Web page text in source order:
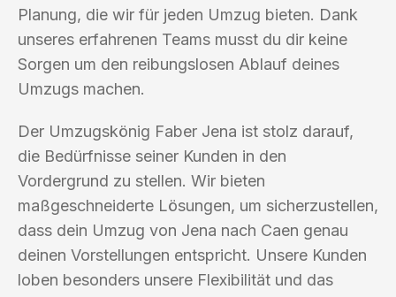
Planung, die wir für jeden Umzug bieten. Dank
unseres erfahrenen Teams musst du dir keine
Sorgen um den reibungslosen Ablauf deines
Umzugs machen.
Der Umzugskönig Faber Jena ist stolz darauf,
die Bedürfnisse seiner Kunden in den
Vordergrund zu stellen. Wir bieten
maßgeschneiderte Lösungen, um sicherzustellen,
dass dein Umzug von Jena nach Caen genau
deinen Vorstellungen entspricht. Unsere Kunden
loben besonders unsere Flexibilität und das